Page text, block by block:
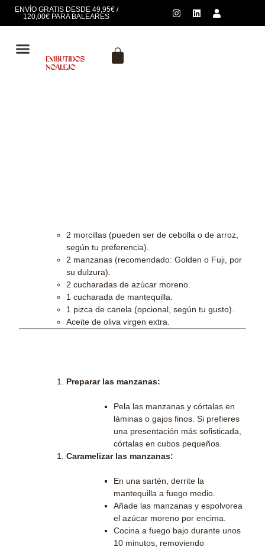
ENVÍO GRATIS DESDE 49,95€ /
120,00€ PARA BALEARES
2 morcillas (pueden ser de cebolla o de arroz,
según tu preferencia).
2 manzanas (recomendado: Golden o Fuji, por
su dulzura).
2 cucharadas de azúcar moreno.
1 cucharada de mantequilla.
1 pizca de canela (opcional, según tu gusto).
Aceite de oliva virgen extra.
Preparar las manzanas:
Pela las manzanas y córtalas en
láminas o gajos finos. Si prefieres
una presentación más sofisticada,
córtalas en cubos pequeños.
Caramelizar las manzanas:
En una sartén, derrite la
mantequilla a fuego medio.
Añade las manzanas y espolvorea
el azúcar moreno por encima.
Cocina a fuego bajo durante unos
10 minutos, removiendo